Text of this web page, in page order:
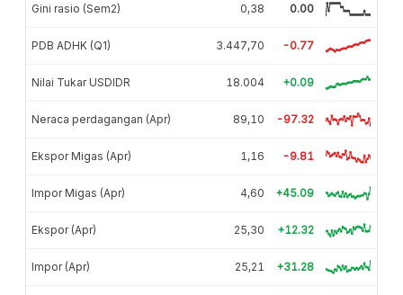
Gini rasio (Sem2) 0,38 0.00
PDB ADHK (Q1) 3.447,70 -0.77
Nilai Tukar USDIDR 18.004 +0.09
Neraca perdagangan (Apr) 89,10 -97.32
Ekspor Migas (Apr) 1,16 -9.81
Impor Migas (Apr) 4,60 +45.09
Ekspor (Apr) 25,30 +12.32
Impor (Apr) 25,21 +31.28